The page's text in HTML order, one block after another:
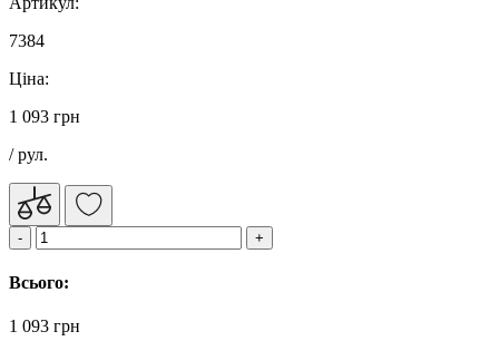
7384
Ціна:
1 093 грн
/ рул.
Всього:
1 093 грн